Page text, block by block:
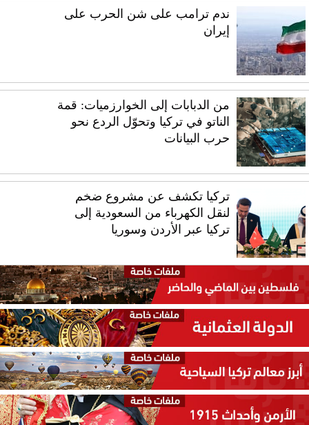
ندم ترامب على شن الحرب على
إيران
من الدبابات إلى الخوارزميات: قمة
الناتو في تركيا وتحوّل الردع نحو
حرب البيانات
تركيا تكشف عن مشروع ضخم
لنقل الكهرباء من السعودية إلى
تركيا عبر الأردن وسوريا